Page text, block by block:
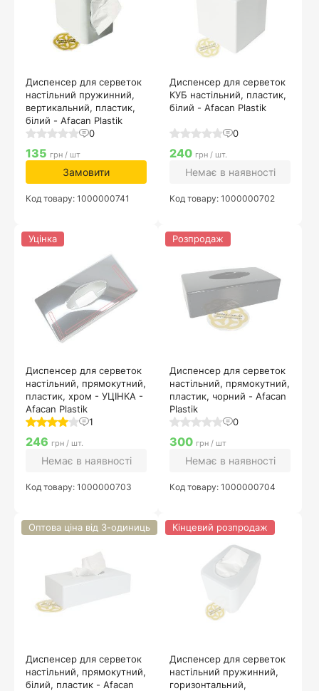
Диспенсер для серветок
настільний пружинний,
вертикальний, пластик,
білий - Afacan Plastik
0
135 грн / шт
Замовити
Код товару: 1000000741
Диспенсер для серветок
КУБ настільний, пластик,
білий - Afacan Plastik
0
240 грн / шт.
Немає в наявності
Код товару: 1000000702
Диспенсер для серветок
настільний, прямокутний,
пластик, хром - УЦІНКА -
Afacan Plastik
1
Уцінка
246 грн / шт.
Немає в наявності
Код товару: 1000000703
Диспенсер для серветок
настільний, прямокутний,
пластик, чорний - Afacan
Plastik
0
Розпродаж
300 грн / шт
Немає в наявності
Код товару: 1000000704
Диспенсер для серветок
настільний, прямокутний,
білий, пластик - Afacan
Оптова ціна від 3-одиниць
Диспенсер для серветок
настільний пружинний,
горизонтальний,
Кінцевий розпродаж